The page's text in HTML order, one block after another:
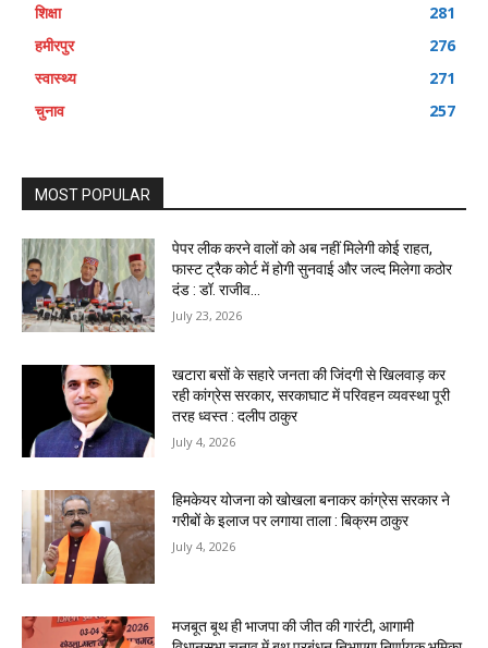
शिक्षा
281
हमीरपुर
276
स्वास्थ्य
271
चुनाव
257
MOST POPULAR
पेपर लीक करने वालों को अब नहीं मिलेगी कोई राहत,
फास्ट ट्रैक कोर्ट में होगी सुनवाई और जल्द मिलेगा कठोर
दंड : डॉ. राजीव...
July 23, 2026
खटारा बसों के सहारे जनता की जिंदगी से खिलवाड़ कर
रही कांग्रेस सरकार, सरकाघाट में परिवहन व्यवस्था पूरी
तरह ध्वस्त : दलीप ठाकुर
July 4, 2026
हिमकेयर योजना को खोखला बनाकर कांग्रेस सरकार ने
गरीबों के इलाज पर लगाया ताला : बिक्रम ठाकुर
July 4, 2026
मजबूत बूथ ही भाजपा की जीत की गारंटी, आगामी